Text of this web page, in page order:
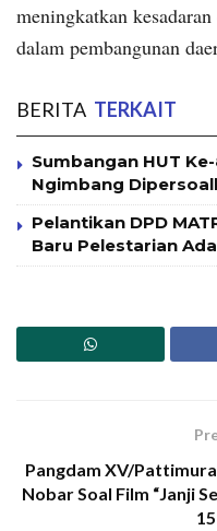
meningkatkan
dalam pembangunan
BERITA TERKAIT
Sumbangan HUT
Ngimbang
Pelantikan DPD
Baru Pelestarian
Pangdam XV/
Nobar Soal Film “Janji